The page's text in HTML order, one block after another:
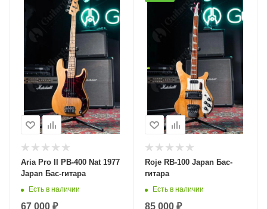
Aria Pro II PB-400 Nat 1977
Japan Бас-гитара
Есть в наличии
67 000 ₽
Roje RB-100 Japan Бас-
гитара
Есть в наличии
85 000 ₽